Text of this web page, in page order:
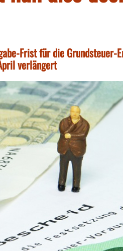
Frist für die Grundsteuer-
verlängert